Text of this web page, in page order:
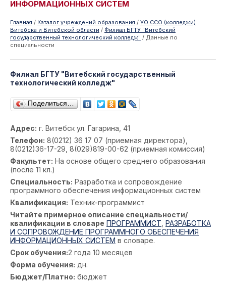
ИНФОРМАЦИОННЫХ СИСТЕМ
Главная / Каталог учреждений образования / УО ССО (колледжи)
Витебска и Витебской области / Филиал БГТУ "Витебский
государственный технологический колледж" / Данные по
специальности
Филиал БГТУ "Витебский государственный
технологический колледж"
Поделиться…
Адрес: г. Витебск ул. Гагарина, 41
Телефон: 8(0212) 36 17 07 (приемная директора),
8(0212)36-17-29, 8(029)819-00-62 (приемная комиссия)
Факультет: На основе общего среднего образования
(после 11 кл.)
Специальность: Разработка и сопровождение
программного обеспечения информационных систем
Квалификация: Техник-программист
Читайте примерное описание специальности/
квалификации в словаре ПРОГРАММИСТ РАЗРАБОТКА
И СОПРОВОЖДЕНИЕ ПРОГРАММНОГО ОБЕСПЕЧЕНИЯ
ИНФОРМАЦИОННЫХ СИСТЕМ в словаре.
Срок обучения:2 года 10 месяцев
Форма обучения: дн.
Бюджет/Платно: бюджет